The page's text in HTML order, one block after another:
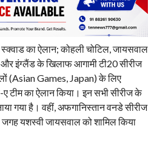
का ऐलान; कोहली चोटिल, जायसवाल
इंग्लैंड के खिलाफ आगामी टी20 सीरीज
(Asian Games, Japan) के लिए
ए टीम का ऐलान किया। इन सभी सीरीज के
गया है। वहीं, अफगानिस्तान वनडे सीरीज
जगह यशस्वी जायसवाल को शामिल किया